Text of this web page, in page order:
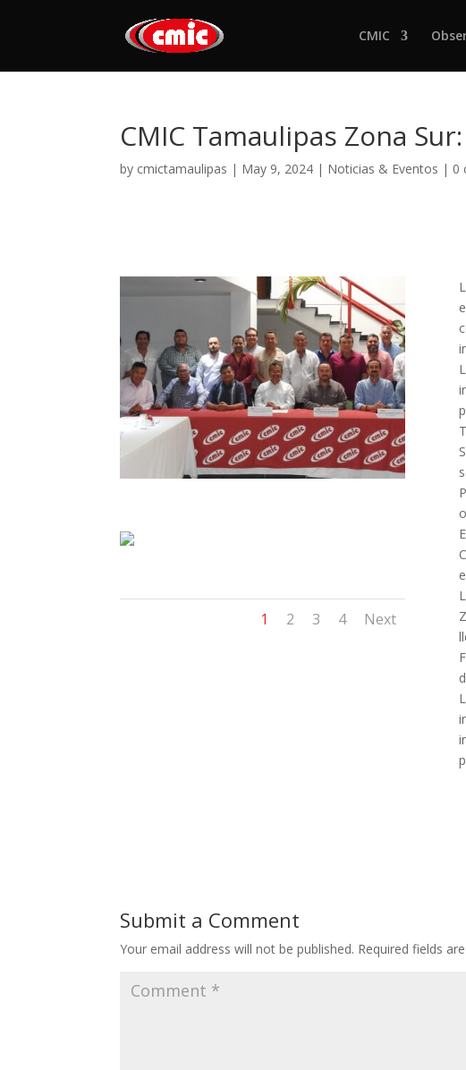
CMIC
CMIC Tamaulipas Zona
by cmictamaulipas | May 9, 2024 | Noticias & Eventos | 0
1 2 3 4 Next
Submit a Comment
Your email address will not be published. Required fields